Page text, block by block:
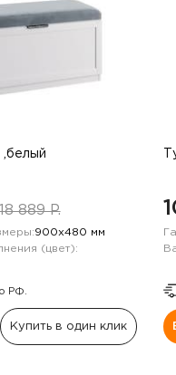
,белый
889 P.
900х480 мм
(цвет):
РФ.
Купить в один клик